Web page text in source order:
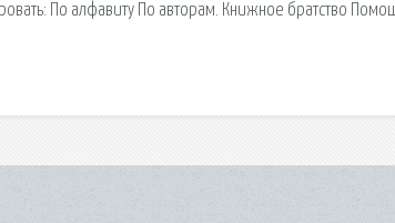
По алфавиту По авторам. Книжное братство